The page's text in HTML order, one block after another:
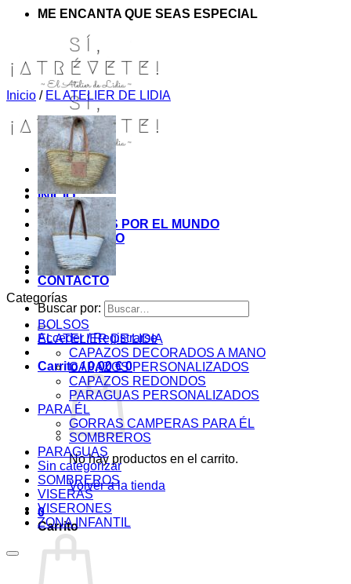
ME ENCANTA QUE SEAS ESPECIAL
INICIO
TIENDA
MIS COSITAS POR EL MUNDO
EL COMIENZO
BLOG
PAGOS
CONTACTO
Buscar por:
Acceder / Registrarse
Carrito /0,00€ 0
No hay productos en el carrito.
Volver a la tienda
0
Carrito
Inicio / EL ATELIER DE LIDIA
Categorías
BOLSOS
EL ATELIER DE LIDIA
CAPAZOS DECORADOS A MANO
CAPAZOS PERSONALIZADOS
CAPAZOS REDONDOS
PARAGUAS PERSONALIZADOS
PARA ÉL
GORRAS CAMPERAS PARA ÉL
SOMBREROS
PARAGUAS
Sin categorizar
SOMBREROS
VISERAS
VISERONES
ZONA INFANTIL